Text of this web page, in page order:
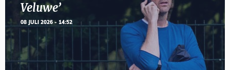
Veluwe’
08 JULI 2026 - 14:52